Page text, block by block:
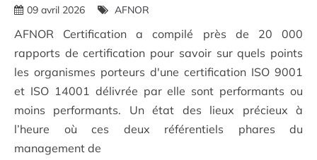
09 avril 2026 AFNOR
AFNOR Certification a compilé près de 20 000
rapports de certification pour savoir sur quels points
les organismes porteurs d'une certification ISO 9001
et ISO 14001 délivrée par elle sont performants ou
moins performants. Un état des lieux précieux à
l’heure où ces deux référentiels phares du
management de